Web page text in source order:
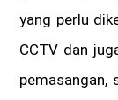
yang perlu
CCTV dan
pemasangan,